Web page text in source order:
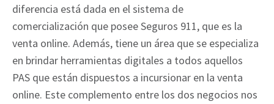
diferencia está dada en el sistema de
comercialización que posee Seguros 911, que es la
venta online. Además, tiene un área que se especializa
en brindar herramientas digitales a todos aquellos
PAS que están dispuestos a incursionar en la venta
online. Este complemento entre los dos negocios nos